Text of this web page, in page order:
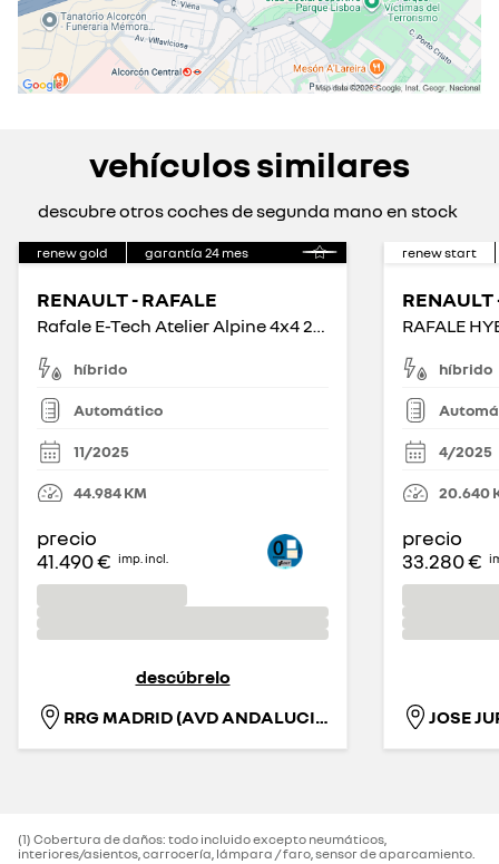
vehículos similares
descubre otros coches de segunda mano en stock
renew gold garantía 24 mes
RENAULT - RAFALE
Rafale E-Tech Atelier Alpine 4x4 221kW
híbrido
Automático
11/2025
44.984KM
precio
41.490 € imp. incl.
descúbrelo
RRG MADRID (AVD ANDALUCIA)
renew start
RENAULT
híbrido
4/2025
20.640
precio
33.280 €
JOSE
(1) Cobertura de daños: todo incluido excepto neumáticos,
interiores/asientos, carrocería, lámpara / faro, sensor de aparcamiento.‌